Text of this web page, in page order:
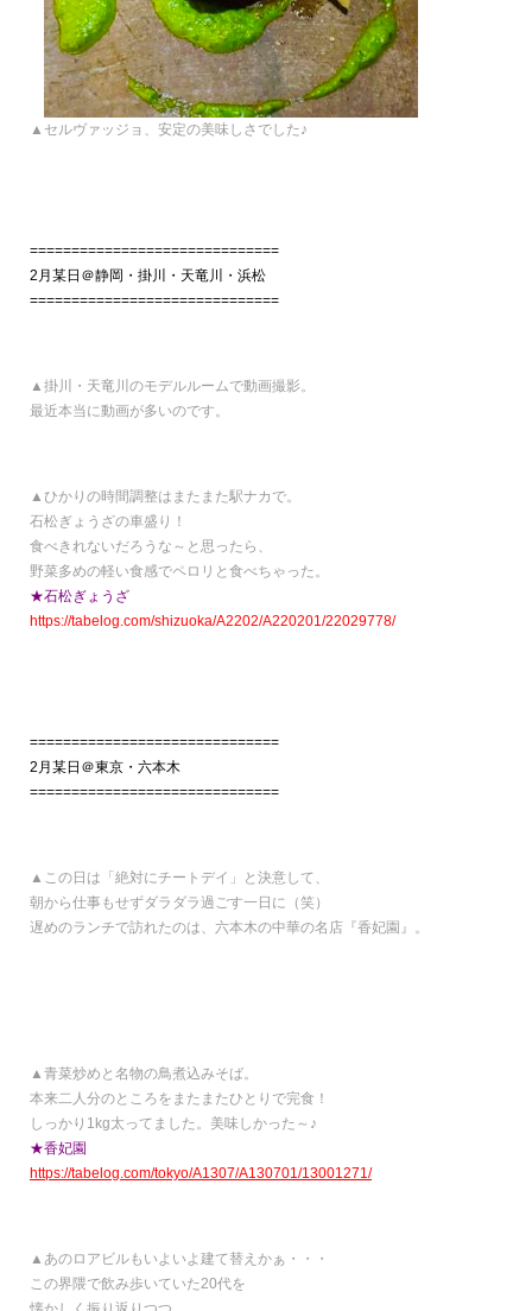
▲セルヴァッジョ、安定の美味しさでした♪
==============================
2月某日＠静岡・掛川・天竜川・浜松
==============================
▲掛川・天竜川のモデルルームで動画撮影。
最近本当に動画が多いのです。
▲ひかりの時間調整はまたまた駅ナカで。
石松ぎょうざの車盛り！
食べきれないだろうな～と思ったら、
野菜多めの軽い食感でペロリと食べちゃった。
★石松ぎょうざ
https://tabelog.com/shizuoka/A2202/A220201/22029778/
==============================
2月某日＠東京・六本木
==============================
▲この日は「絶対にチートデイ」と決意して、
朝から仕事もせずダラダラ過ごす一日に（笑）
遅めのランチで訪れたのは、六本木の中華の名店『香妃園』。
▲青菜炒めと名物の鳥煮込みそば。
本来二人分のところをまたまたひとりで完食！
しっかり1kg太ってました。美味しかった～♪
★香妃園
https://tabelog.com/tokyo/A1307/A130701/13001271/
▲あのロアビルもいよいよ建て替えかぁ・・・
この界隈で飲み歩いていた20代を